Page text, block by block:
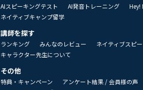
AIスピーキングテスト
AI発音トレーニング Hey!
ネイティブキャンプ留学
講師を探す
ランキング みんなのレビュー ネイティブスピ
キャラクター先生について
その他
特典・キャンペーン アンケート結果 / 会員様の声